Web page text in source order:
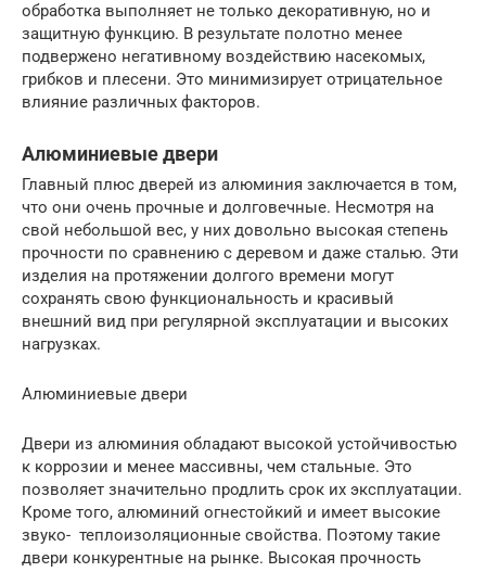
обработка выполняет не только декоративную, но и
защитную функцию. В результате полотно менее
подвержено негативному воздействию насекомых,
грибков и плесени. Это минимизирует отрицательное
влияние различных факторов.
Алюминиевые двери
Главный плюс дверей из алюминия заключается в том,
что они очень прочные и долговечные. Несмотря на
свой небольшой вес, у них довольно высокая степень
прочности по сравнению с деревом и даже сталью. Эти
изделия на протяжении долгого времени могут
сохранять свою функциональность и красивый
внешний вид при регулярной эксплуатации и высоких
нагрузках.
Алюминиевые двери
Двери из алюминия обладают высокой устойчивостью
к коррозии и менее массивны, чем стальные. Это
позволяет значительно продлить срок их эксплуатации.
Кроме того, алюминий огнестойкий и имеет высокие
звуко- теплоизоляционные свойства. Поэтому такие
двери конкурентные на рынке. Высокая прочность